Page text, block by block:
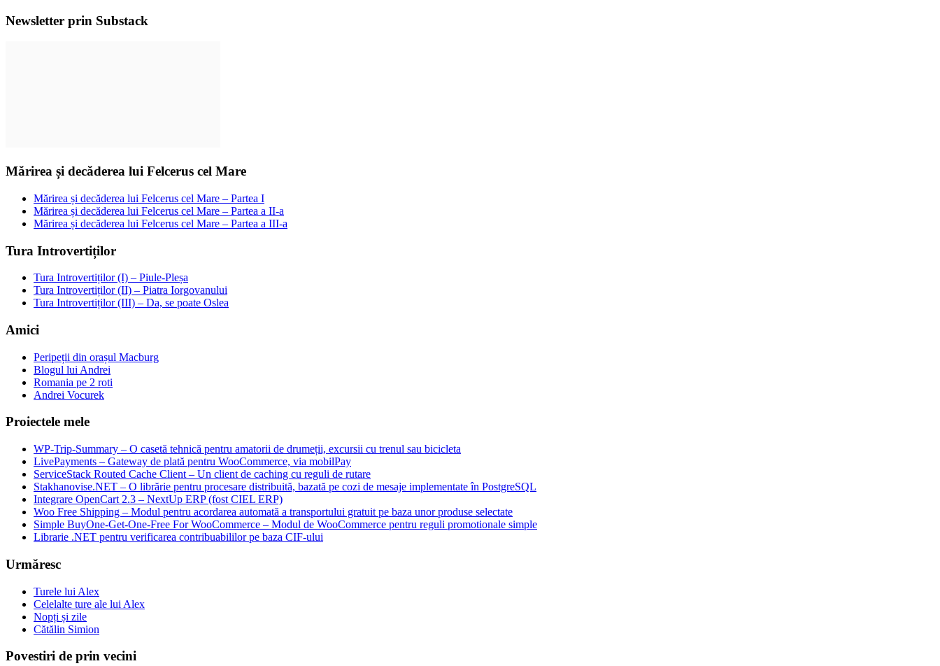
Newsletter prin Substack
Mărirea și decăderea lui Felcerus cel Mare
Mărirea și decăderea lui Felcerus cel Mare – Partea I
Mărirea și decăderea lui Felcerus cel Mare – Partea a II-a
Mărirea și decăderea lui Felcerus cel Mare – Partea a III-a
Tura Introvertiților
Tura Introvertiților (I) – Piule-Pleșa
Tura Introvertiților (II) – Piatra Iorgovanului
Tura Introvertiților (III) – Da, se poate Oslea
Amici
Peripeții din orașul Macburg
Blogul lui Andrei
Romania pe 2 roti
Andrei Vocurek
Proiectele mele
WP-Trip-Summary – O casetă tehnică pentru amatorii de drumeții, excursii cu trenul sau bicicleta
LivePayments – Gateway de plată pentru WooCommerce, via mobilPay
ServiceStack Routed Cache Client – Un client de caching cu reguli de rutare
Stakhanovise.NET – O librărie pentru procesare distribuită, bazată pe cozi de mesaje implementate în PostgreSQL
Integrare OpenCart 2.3 – NextUp ERP (fost CIEL ERP)
Woo Free Shipping – Modul pentru acordarea automată a transportului gratuit pe baza unor produse selectate
Simple BuyOne-Get-One-Free For WooCommerce – Modul de WooCommerce pentru reguli promotionale simple
Librarie .NET pentru verificarea contribuabililor pe baza CIF-ului
Urmăresc
Turele lui Alex
Celelalte ture ale lui Alex
Nopți și zile
Cătălin Simion
Povestiri de prin vecini